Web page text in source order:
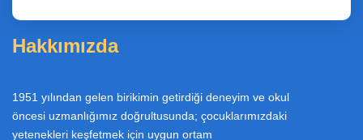
Hakkımızda
1951 yılından gelen birikimin getirdiği deneyim ve okul
öncesi uzmanlığımız doğrultusunda; çocuklarımızdaki
yetenekleri keşfetmek için uygun ortam